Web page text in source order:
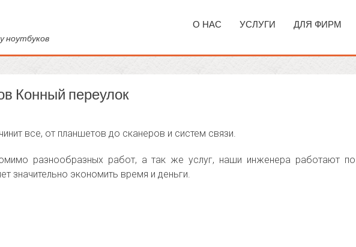
ноутбуков
О НАС УСЛУГИ ДЛЯ ФИРМ
Конный переулок
чинит все, от планшетов до сканеров и систем связи.
разнообразных работ, а так же услуг, наши инженера работают по
значительно экономить время и деньги.